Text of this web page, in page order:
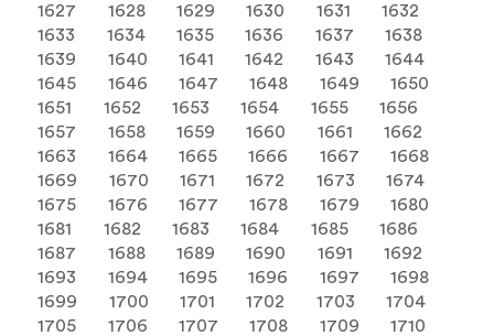
1627
1628 1629 1630 1631
1632
1633
1634 1635 1636 1637
1638
1639
1640 1641 1642 1643
1644
1645
1646 1647 1648 1649
1650
1651
1652 1653 1654 1655
1656
1657
1658 1659 1660 1661
1662
1663
1664 1665 1666 1667
1668
1669
1670 1671 1672 1673
1674
1675
1676 1677 1678 1679
1680
1681
1682 1683 1684 1685
1686
1687
1688 1689 1690 1691
1692
1693
1694 1695 1696 1697
1698
1699
1700 1701 1702 1703
1704
1705
1706 1707 1708 1709
1710